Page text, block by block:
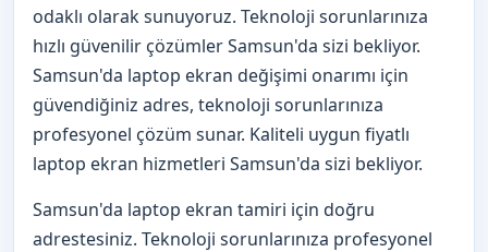
odaklı olarak sunuyoruz. Teknoloji sorunlarınıza
hızlı güvenilir çözümler Samsun'da sizi bekliyor.
Samsun'da laptop ekran değişimi onarımı için
güvendiğiniz adres, teknoloji sorunlarınıza
profesyonel çözüm sunar. Kaliteli uygun fiyatlı
laptop ekran hizmetleri Samsun'da sizi bekliyor.
Samsun'da laptop ekran tamiri için doğru
adrestesiniz. Teknoloji sorunlarınıza profesyonel